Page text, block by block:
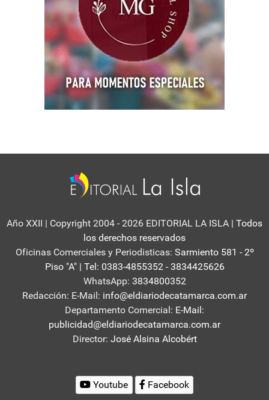
Año XXII | Copyright 2004 - 2026 EDITORIAL LA ISLA | Todos
los derechos reservados
Oficinas Comerciales y Periodisticas: Sarmiento 581 - 2º
Piso "A" | Tel: 0383-4855352 - 3834425626
WhatsApp: 3834800352
Redacción: E-Mail: info@eldiariodecatamarca.com.ar
Departamento Comercial: E-Mail:
publicidad@eldiariodecatamarca.com.ar
Director: José Alsina Alcobért
Youtube Facebook